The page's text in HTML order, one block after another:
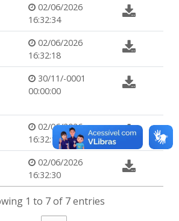
02/06/2026
16:32:34
02/06/2026
16:32:18
30/11/-0001
00:00:00
02/06/2026
16:32:14
02/06/2026
16:32:30
1 to 7 of 7 entries